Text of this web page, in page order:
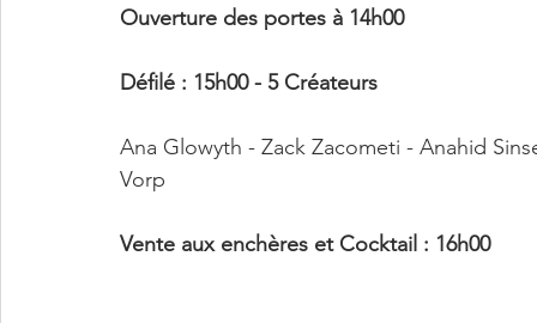
Ouverture des portes à 14h00
Défilé : 15h00 - 5 Créateurs
Ana Glowyth - Zack Zacometi - Anahid
Vorp
Vente aux enchères et Cocktail : 16h00